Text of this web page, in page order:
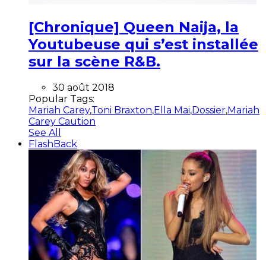
[Chronique] Queen Naija, la
Youtubeuse qui s’est installée
sur la scène R&B.
30 août 2018
Popular Tags:
Mariah Carey,Toni Braxton,Ella Mai,Dossier,Mariah
Carey Caution
See All
FlashBack